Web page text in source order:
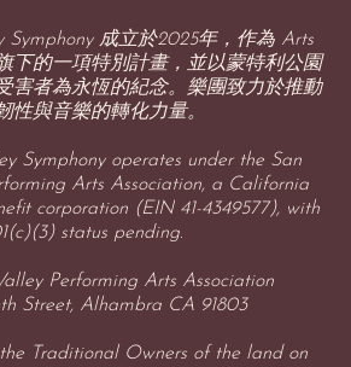
Symphony 成立於2025年，作為 Arts
下的一項特別計畫，並以蒙特利公園
害者為永恆的紀念。樂團致力於推動
性與音樂的轉化力量。
Symphony operates under the San
Arts Association, a California
corporation (EIN 41-4349577), with
status pending.
Performing Arts Association
Street, Alhambra CA 91803
Traditional Owners of the land on